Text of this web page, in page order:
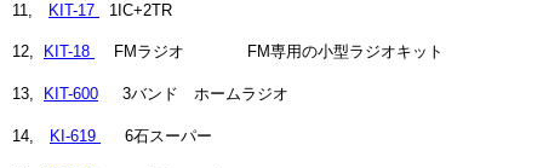
11, KIT-17 1IC+2TR
12, KIT-18 FMラジオ FM専用の小型ラジオキット
13, KIT-600 3バンド ホームラジオ
14, KI-619 6石スーパー